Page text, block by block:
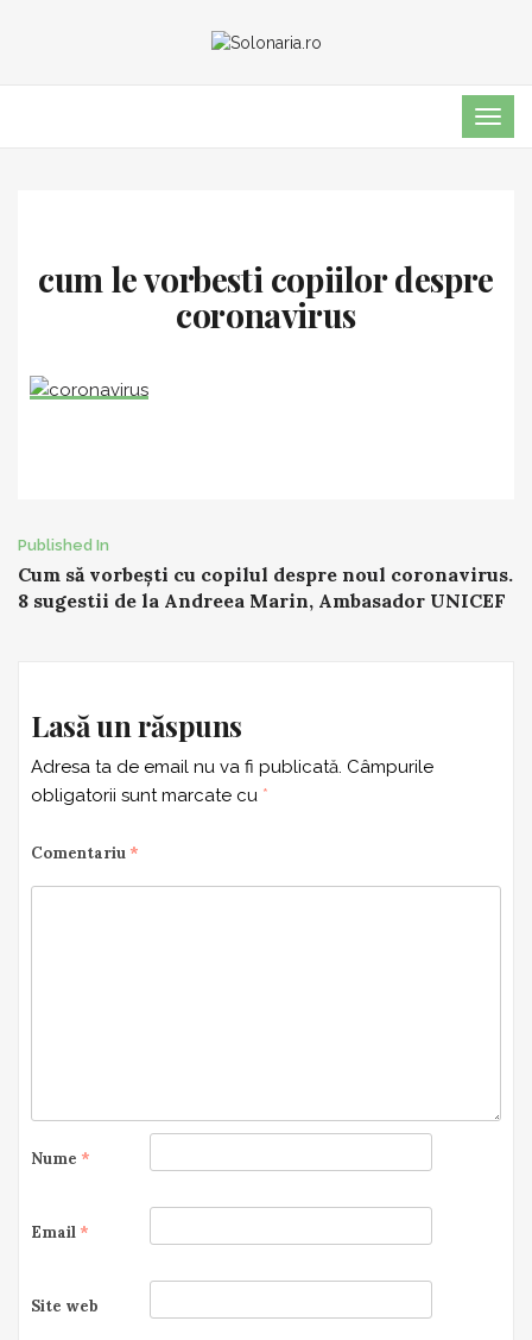
cum le vorbesti copiilor despre
coronavirus
Post
navigation
Published In
Cum să vorbești cu copilul despre noul coronavirus.
8 sugestii de la Andreea Marin, Ambasador UNICEF
Lasă un răspuns
Adresa ta de email nu va fi publicată. Câmpurile
obligatorii sunt marcate cu *
Comentariu *
Nume *
Email *
Site web